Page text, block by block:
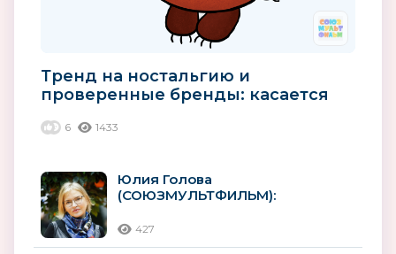
Тренд на ностальгию и
проверенные бренды: касается
6 1433
Юлия Голова
(СОЮЗМУЛЬТФИЛЬМ):
лицензионного рынка,
безусловно,...
427